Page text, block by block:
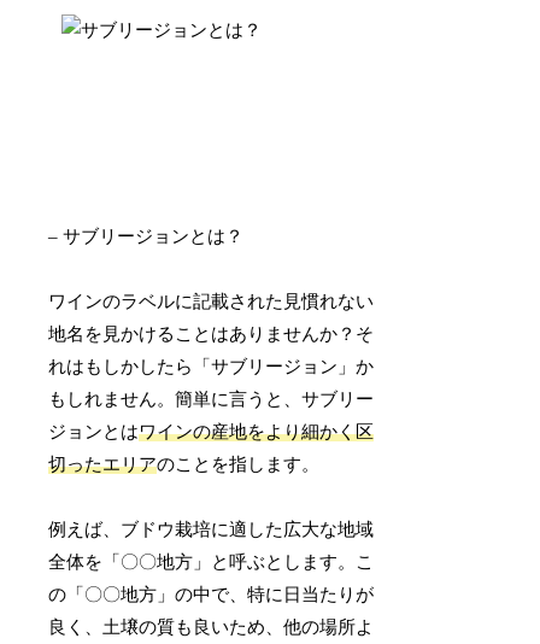
– サブリージョンとは？
ワインのラベルに記載された見慣れない
地名を見かけることはありませんか？そ
れはもしかしたら「サブリージョン」か
もしれません。簡単に言うと、サブリー
ジョンとはワインの産地をより細かく区
切ったエリアのことを指します。
例えば、ブドウ栽培に適した広大な地域
全体を「〇〇地方」と呼ぶとします。こ
の「〇〇地方」の中で、特に日当たりが
良く、土壌の質も良いため、他の場所よ